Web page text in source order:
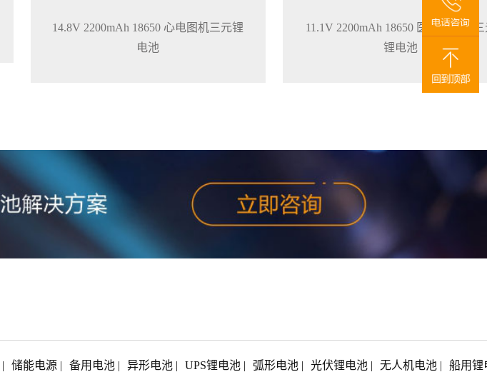
14.8V 2200mAh 18650 心电图机三元锂
电池
11.1V 2200mAh 18650 医疗监护仪
锂电池
| 储能电源 | 备用电池 | 异形电池 | UPS锂电池 | 弧形电池 | 光伏锂电池 | 无人机电池 | 船用